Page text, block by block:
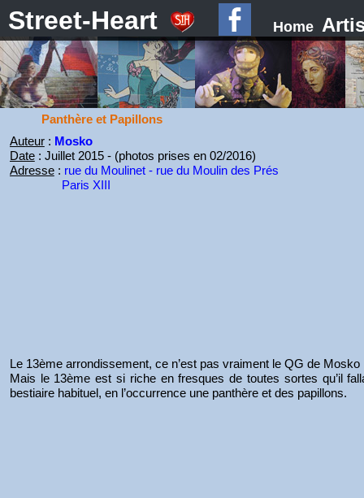
Street-Heart Home
Panthère et Papillons
Auteur: Mosko
Date: Juillet 2015 - (photos prises en 02/2016)
Adresse: rue du Moulinet - rue du Moulin des Prés
Paris XIII
Le 13ème arrondissement, ce n’est pas vraiment le QG de Mosko
Mais le 13ème est si riche en fresques de toutes sortes qu’il
bestiaire habituel, en l’occurrence une panthère et des papillons.